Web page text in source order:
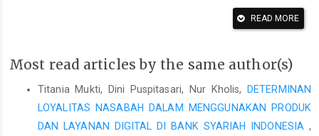
research Assessment’, in Springer Handbooks, 2019
Furqon, A., ‘Pengelolaan Wakaf Tanah Produktif: Studi Kasus
Yayasan Muslimin Kota Pekalongan’, Al-Ahkam Jurnal Ilmu
Haryanto, Rudy, ‘Pengentasan Kemiskinan Melalui Pendekatan
Wakaf Tunai’, Al-Ihkam, vol. 7, no. 1, 2012, hlm. 178–200.
READ MORE
Most read articles by the same author(s)
Titania Mukti, Dini Puspitasari, Nur Kholis, DETERMINAN
LOYALITAS NASABAH DALAM MENGGUNAKAN PRODUK
DAN LAYANAN DIGITAL DI BANK SYARIAH INDONESIA ,